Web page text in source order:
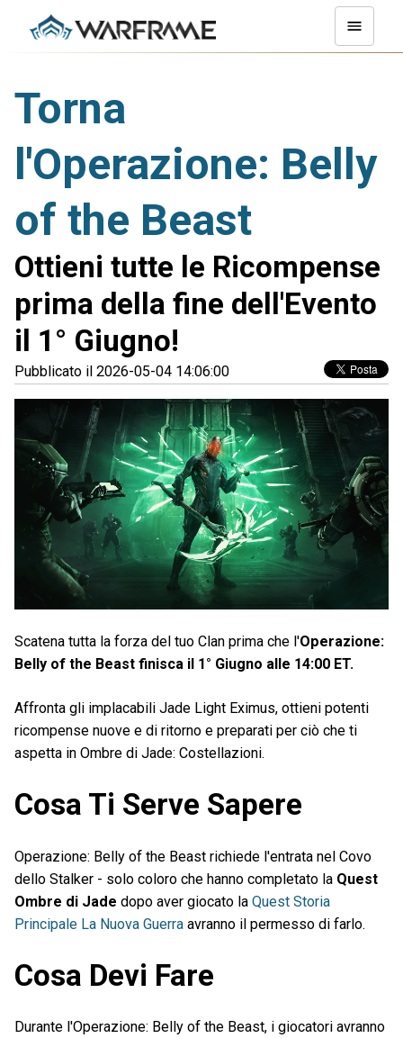
Torna
l'Operazione: Belly
of the Beast
Ottieni tutte le Ricompense
prima della fine dell'Evento
il 1° Giugno!
Pubblicato il 2026-05-04 14:06:00
Scatena tutta la forza del tuo Clan prima che l'Operazione:
Belly of the Beast finisca il 1° Giugno alle 14:00 ET.
Affronta gli implacabili Jade Light Eximus, ottieni potenti
ricompense nuove e di ritorno e preparati per ciò che ti
aspetta in Ombre di Jade: Costellazioni.
Cosa Ti Serve Sapere
Operazione: Belly of the Beast richiede l'entrata nel Covo
dello Stalker - solo coloro che hanno completato la Quest
Ombre di Jade dopo aver giocato la Quest Storia
Principale La Nuova Guerra avranno il permesso di farlo.
Cosa Devi Fare
Durante l'Operazione: Belly of the Beast, i giocatori avranno